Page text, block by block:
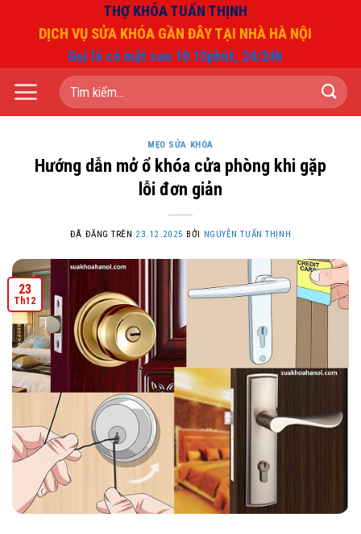
dung
THỢ KHÓA TUẤN THỊNH
DỊCH VỤ SỬA KHÓA GẦN ĐÂY TẠI NHÀ HÀ NỘI
Gọi là có mặt sau 10 15phút, 24/24h
Tìm
kiếm:
MẸO SỬA KHÓA
Hướng dẫn mở ổ khóa cửa phòng khi gặp
lỗi đơn giản
ĐÃ ĐĂNG TRÊN 23.12.2025 BỞI NGUYỄN TUẤN THỊNH
23
Th12